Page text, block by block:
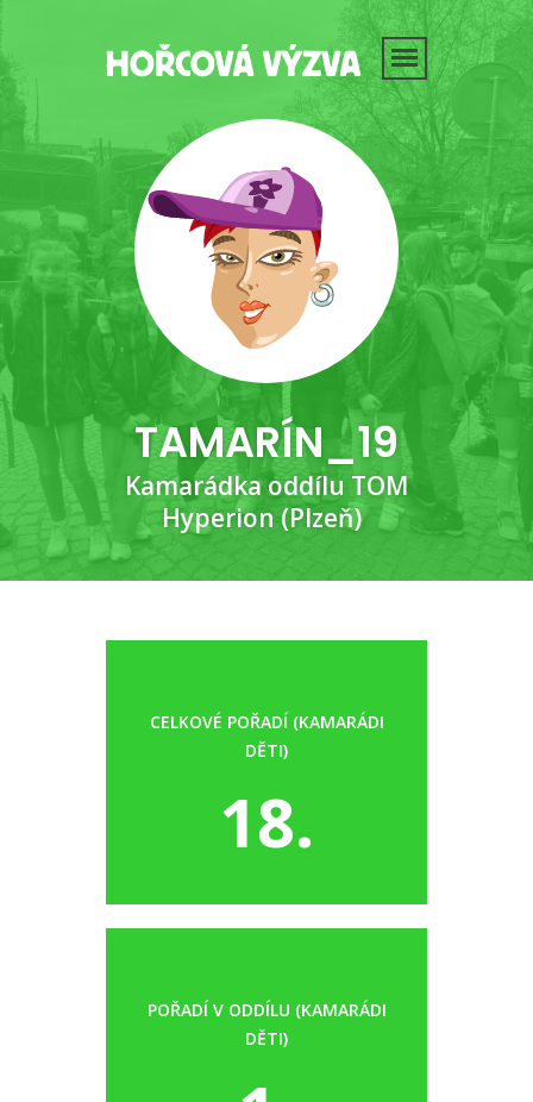
TAMARÍN_19
Kamarádka oddílu TOM
Hyperion (Plzeň)
CELKOVÉ POŘADÍ (KAMARÁDI
DĚTI)
18.
POŘADÍ V ODDÍLU (KAMARÁDI
DĚTI)